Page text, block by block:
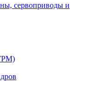
сервоприводы и